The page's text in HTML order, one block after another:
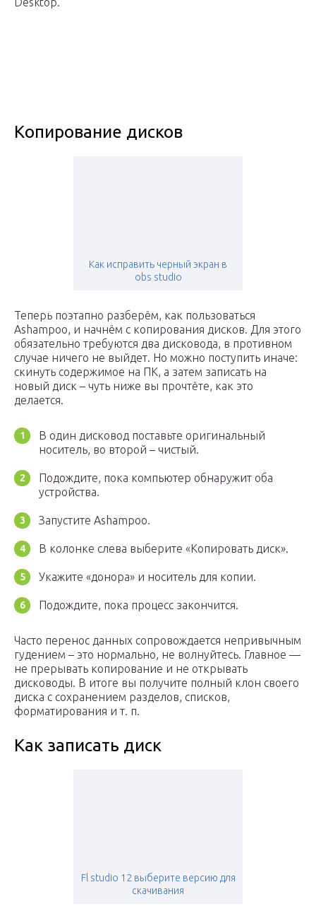
Копирование дисков
Как исправить черный экран в
obs studio
Теперь поэтапно разберём, как пользоваться
Ashampoo, и начнём с копирования дисков. Для этого
обязательно требуются два дисковода, в противном
случае ничего не выйдет. Но можно поступить иначе:
скинуть содержимое на ПК, а затем записать на
новый диск – чуть ниже вы прочтёте, как это
делается.
В один дисковод поставьте оригинальный
носитель, во второй – чистый.
Подождите, пока компьютер обнаружит оба
устройства.
Запустите Ashampoo.
В колонке слева выберите «Копировать диск».
Укажите «донора» и носитель для копии.
Подождите, пока процесс закончится.
Часто перенос данных сопровождается непривычным
гудением – это нормально, не волнуйтесь. Главное —
не прерывать копирование и не открывать
дисководы. В итоге вы получите полный клон своего
диска с сохранением разделов, списков,
форматирования и т. п.
Как записать диск
Fl studio 12 выберите версию для
скачивания